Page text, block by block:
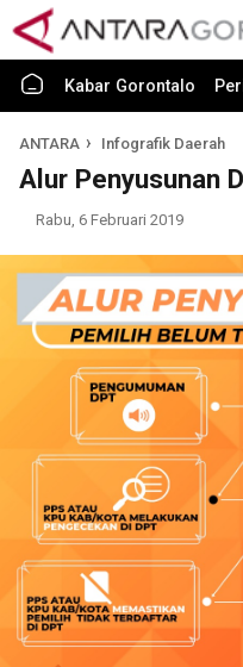
Kabar Gorontalo
ANTARA Infografik Daerah
Alur Penyusunan
Rabu, 6 Februari 2019